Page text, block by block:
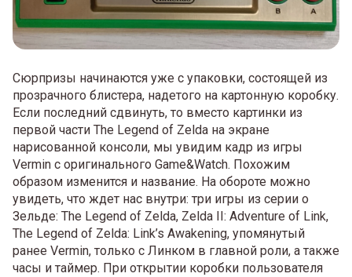
Сюрпризы начинаются уже с упаковки, состоящей из
прозрачного блистера, надетого на картонную коробку.
Если последний сдвинуть, то вместо картинки из
первой части The Legend of Zelda на экране
нарисованной консоли, мы увидим кадр из игры
Vermin с оригинального Game&Watch. Похожим
образом изменится и название. На обороте можно
увидеть, что ждет нас внутри: три игры из серии о
Зельде: The Legend of Zelda, Zelda II: Adventure of Link,
The Legend of Zelda: Link’s Awakening, упомянутый
ранее Vermin, только с Линком в главной роли, а также
часы и таймер. При открытии коробки пользователя